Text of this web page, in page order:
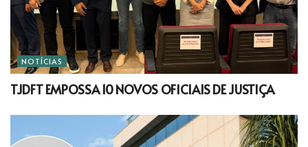
NOTÍCIAS
TJDFT EMPOSSA 10 NOVOS OFICIAIS DE JUSTIÇA